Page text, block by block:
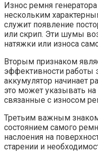
Износ ремня
нескольким
служит появление
или скрип. Эти шумы
натяжки или износа
Вторым признаком
эффективности работы
аккумулятор начинает
это может указывать
связанные с износом
Третьим важным
состоянием самого
наслоения на
старении и